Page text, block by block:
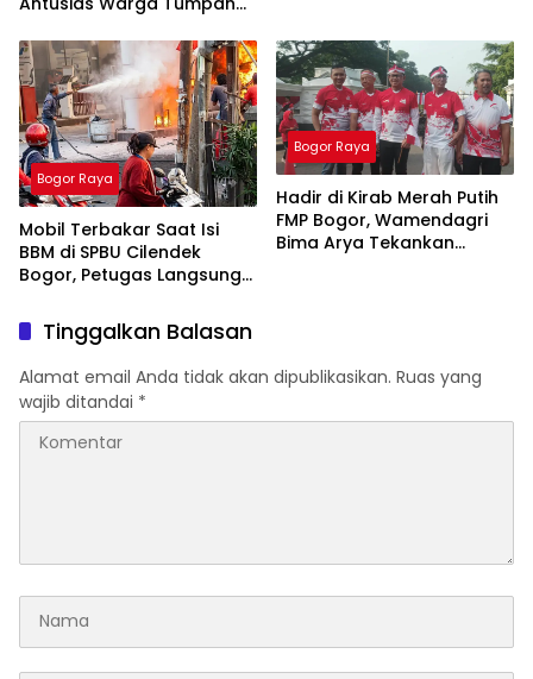
Bogor Raya
Mobil Terbakar Saat Isi
BBM di SPBU Cilendek
Bogor, Petugas Langsung
Bogor Raya
Hadir di Kirab Merah Putih
FMP Bogor, Wamendagri
Bima Arya Tekankan
Tinggalkan Balasan
Alamat email Anda tidak akan dipublikasikan. Ruas yang
wajib ditandai *